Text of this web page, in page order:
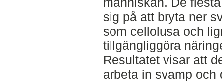
sig på att bryta ner
som cellolusa och
tillgängliggöra
Resultatet visar att
arbeta in svamp och